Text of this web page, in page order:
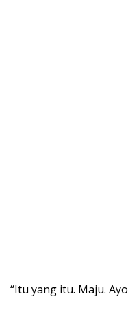
“Itu yang itu. Maju.